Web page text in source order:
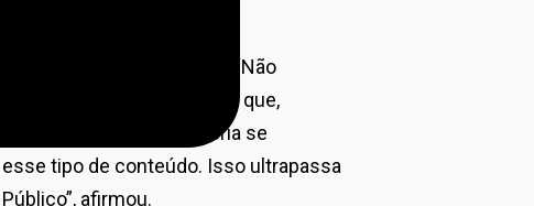
o conteúdo da prova. “Não
contém várias questões que,
de matemática deveria se
tipo de conteúdo. Isso ultrapassa
afirmou.